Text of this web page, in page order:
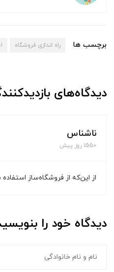
برچسب ها راه اندازی فروشگاه
دیدگاه‌های
ناشناس
1550 روز پیش
از این‌که از فروشگاه‌ساز
دیدگاه خود را